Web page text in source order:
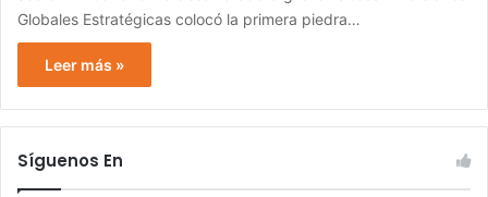
Globales Estratégicas colocó la primera piedra…
Leer más »
Síguenos En